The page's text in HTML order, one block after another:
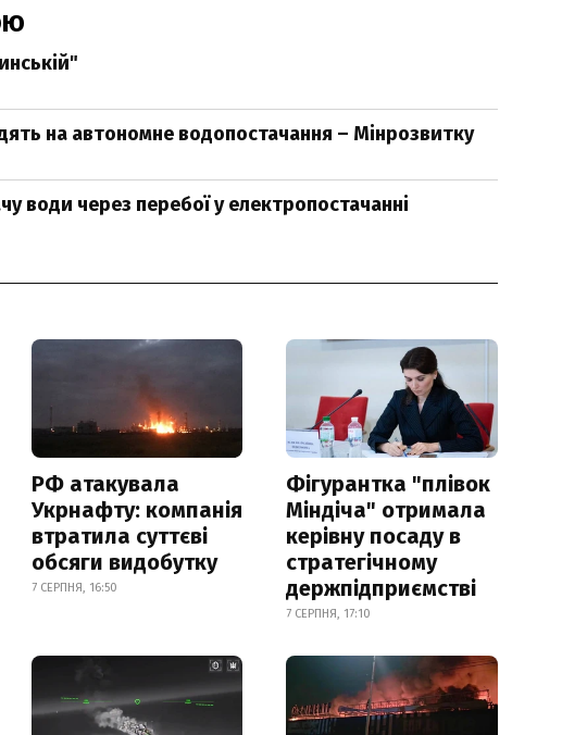
на автономне водопостачання – Мінрозвитку
води через перебої у електропостачанні
РФ атакувала
Укрнафту: компанія
втратила суттєві
обсяги видобутку
7 СЕРПНЯ, 16:50
Фігурантка "плівок
Міндіча" отримала
керівну посаду в
стратегічному
держпідприємстві
7 СЕРПНЯ, 17:10